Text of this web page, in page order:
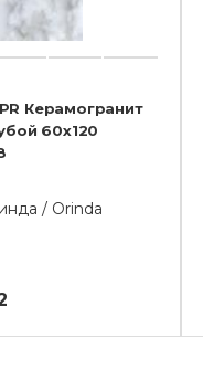
Керамогранит
60x120
/ Orinda